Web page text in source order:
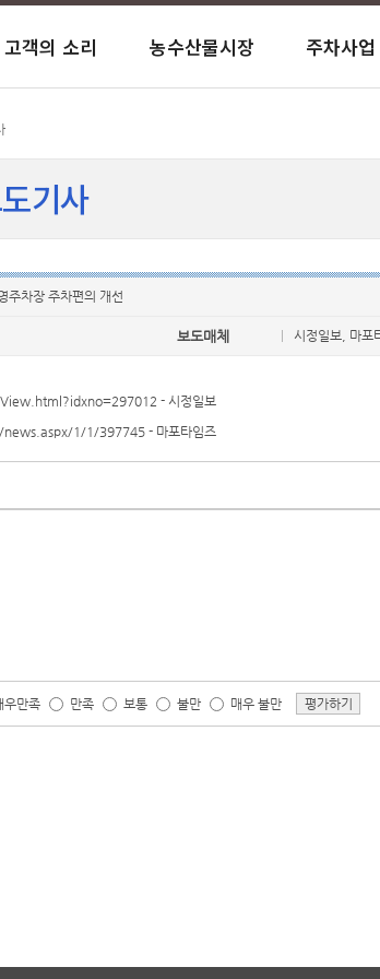
반현황
전보건
정정보 공개목록
사회개최현황
고객의 소리
일반문의)
식 자료실
농수산물시장
장현황
실물 안내
주차사업
상/노외주차장
업복지관 시설
리생활체육관
사이트맵
기사
주차장 주차편의 개선
보도매체 시정일보, 마포
- 시정일보
1/1/397745 - 마포타임즈
우만족 만족 보통 불만 매우 불만 평가하기